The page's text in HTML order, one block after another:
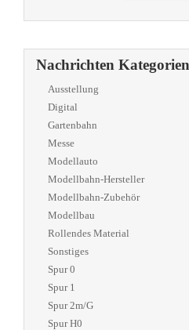
Nachrichten Kategorien
Ausstellung
Digital
Gartenbahn
Messe
Modellauto
Modellbahn-Hersteller
Modellbahn-Zubehör
Modellbau
Rollendes Material
Sonstiges
Spur 0
Spur 1
Spur 2m/G
Spur H0